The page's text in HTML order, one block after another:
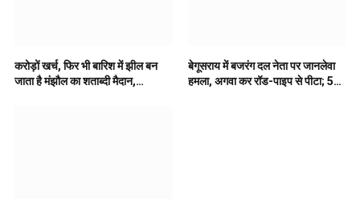
करोड़ों खर्च, फिर भी बारिश में झील बन
जाता है मंझौल का शताब्दी मैदान,
बेगूसराय में बजरंग दल नेता पर जानलेवा
हमला, अगवा कर रॉड-पाइप से पीटा; 5